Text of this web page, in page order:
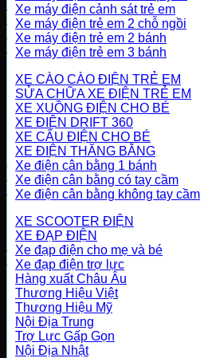
Xe máy điện cảnh sát trẻ em
Xe máy điện trẻ em 2 chỗ ngồi
Xe máy điện trẻ em 2 bánh
Xe máy điện trẻ em 3 bánh
XE CÀO CÀO ĐIỆN TRẺ EM
SỬA CHỮA XE ĐIỆN TRẺ EM
XE XUỒNG ĐIỆN CHO BÉ
XE ĐIỆN DRIFT 360
XE CẨU ĐIỆN CHO BÉ
XE ĐIỆN THĂNG BẰNG
Xe điện cân bằng 1 bánh
Xe điện cân bằng có tay cầm
Xe điện cân bằng không tay cầm
XE SCOOTER ĐIỆN
XE ĐẠP ĐIỆN
Xe đạp điện cho mẹ và bé
Xe đạp điện trợ lực
Hàng xuất Châu Âu
Thương Hiệu Việt
Thương Hiệu Mỹ
Nội Địa Trung
Trợ Lực Gấp Gọn
Nội Địa Nhật